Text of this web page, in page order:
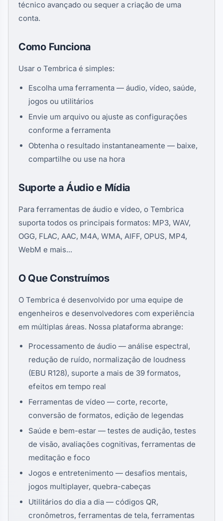
técnico avançado ou sequer a criação de uma
conta.
Como Funciona
Usar o Tembrica é simples:
Escolha uma ferramenta — áudio, vídeo, saúde,
jogos ou utilitários
Envie um arquivo ou ajuste as configurações
conforme a ferramenta
Obtenha o resultado instantaneamente — baixe,
compartilhe ou use na hora
Suporte a Áudio e Mídia
Para ferramentas de áudio e vídeo, o Tembrica
suporta todos os principais formatos: MP3, WAV,
OGG, FLAC, AAC, M4A, WMA, AIFF, OPUS, MP4,
WebM e mais...
O Que Construímos
O Tembrica é desenvolvido por uma equipe de
engenheiros e desenvolvedores com experiência
em múltiplas áreas. Nossa plataforma abrange:
Processamento de áudio — análise espectral,
redução de ruído, normalização de loudness
(EBU R128), suporte a mais de 39 formatos,
efeitos em tempo real
Ferramentas de vídeo — corte, recorte,
conversão de formatos, edição de legendas
Saúde e bem-estar — testes de audição, testes
de visão, avaliações cognitivas, ferramentas de
meditação e foco
Jogos e entretenimento — desafios mentais,
jogos multiplayer, quebra-cabeças
Utilitários do dia a dia — códigos QR,
cronômetros, ferramentas de tela, ferramentas